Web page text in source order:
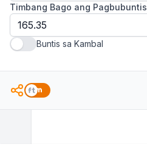
Timbang Bago ang Pagbubuntis
Buntis sa Kambal